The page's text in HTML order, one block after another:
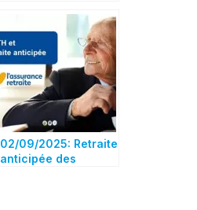
02/09/2025: Retraite
anticipée des